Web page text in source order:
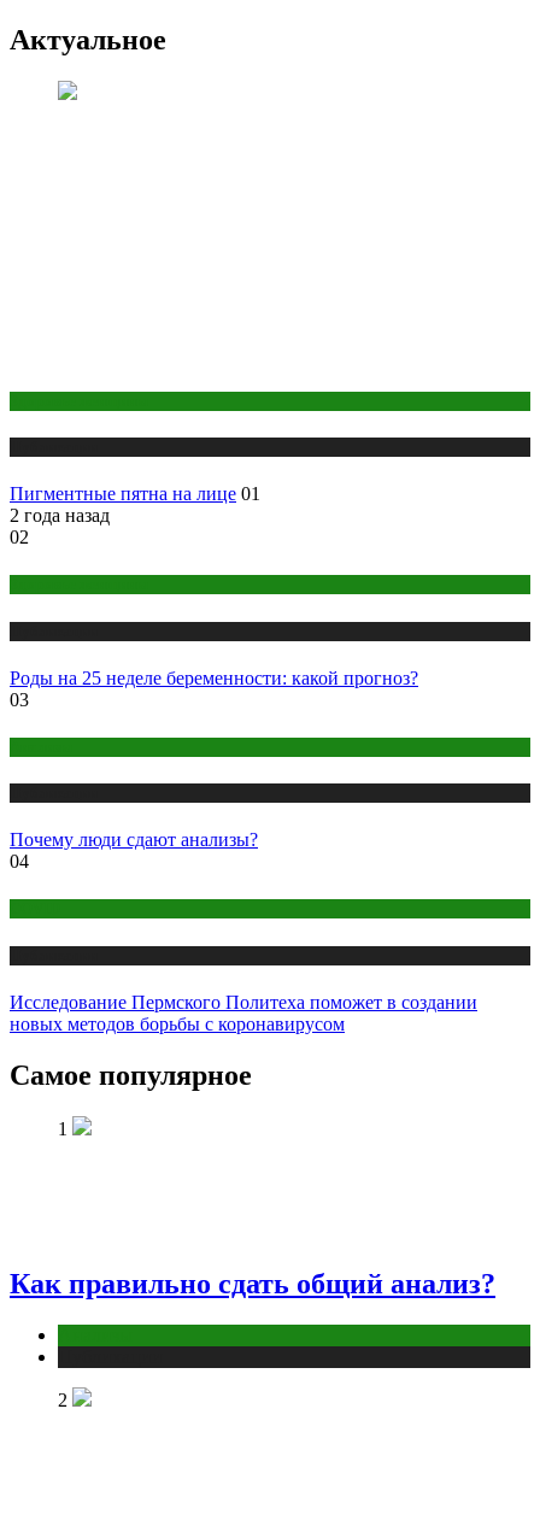
Актуальное
Пигментные пятна на лице 01
2 года назад
02
Роды на 25 неделе беременности: какой прогноз?
03
Почему люди сдают анализы?
04
Исследование Пермского Политеха поможет в создании
новых методов борьбы с коронавирусом
Самое популярное
1
Как правильно сдать общий анализ?
2